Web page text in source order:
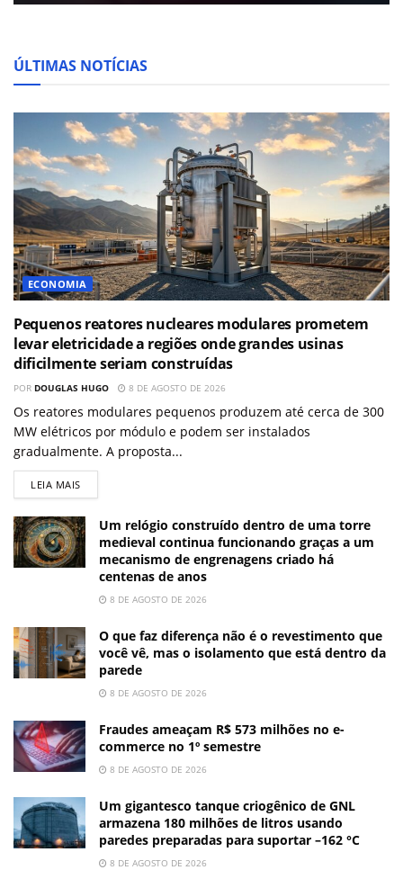
ÚLTIMAS NOTÍCIAS
ECONOMIA
Pequenos reatores nucleares modulares prometem
levar eletricidade a regiões onde grandes usinas
dificilmente seriam construídas
POR DOUGLAS HUGO 8 DE AGOSTO DE 2026
Os reatores modulares pequenos produzem até cerca de 300
MW elétricos por módulo e podem ser instalados
gradualmente. A proposta...
LEIA MAIS
Um relógio construído dentro de uma torre
medieval continua funcionando graças a um
mecanismo de engrenagens criado há
centenas de anos
8 DE AGOSTO DE 2026
O que faz diferença não é o revestimento que
você vê, mas o isolamento que está dentro da
parede
8 DE AGOSTO DE 2026
Fraudes ameaçam R$ 573 milhões no e-
commerce no 1º semestre
8 DE AGOSTO DE 2026
Um gigantesco tanque criogênico de GNL
armazena 180 milhões de litros usando
paredes preparadas para suportar –162 °C
8 DE AGOSTO DE 2026